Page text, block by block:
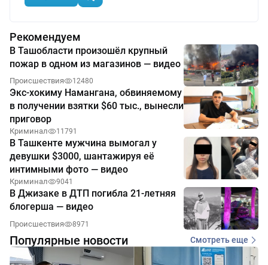
Рекомендуем
В Ташобласти произошёл крупный
пожар в одном из магазинов — видео
Происшествия 12480
Экс-хокиму Намангана, обвиняемому
в получении взятки $60 тыс., вынесли
приговор
Криминал 11791
В Ташкенте мужчина вымогал у
девушки $3000, шантажируя её
интимными фото — видео
Криминал 9041
В Джизаке в ДТП погибла 21-летняя
блогерша — видео
Происшествия 8971
Популярные новости Смотреть еще